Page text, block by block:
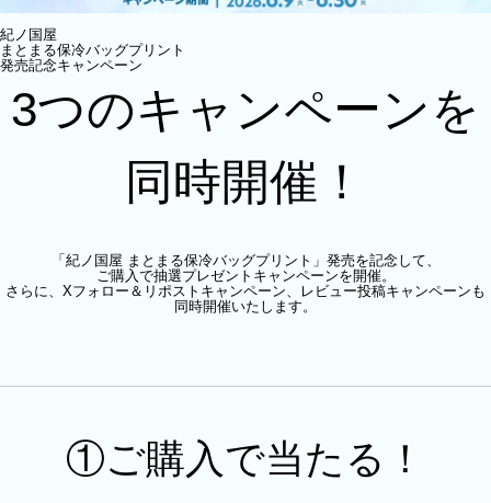
紀ノ国屋
まとまる保冷バッグプリント
発売記念キャンペーン
3つのキャンペーンを
同時開催！
「紀ノ国屋 まとまる保冷バッグプリント」発売を記念して、
ご購入で抽選プレゼントキャンペーンを開催。
さらに、Xフォロー＆リポストキャンペーン、レビュー投稿キャンペーンも
同時開催いたします。
①ご購入で当たる！